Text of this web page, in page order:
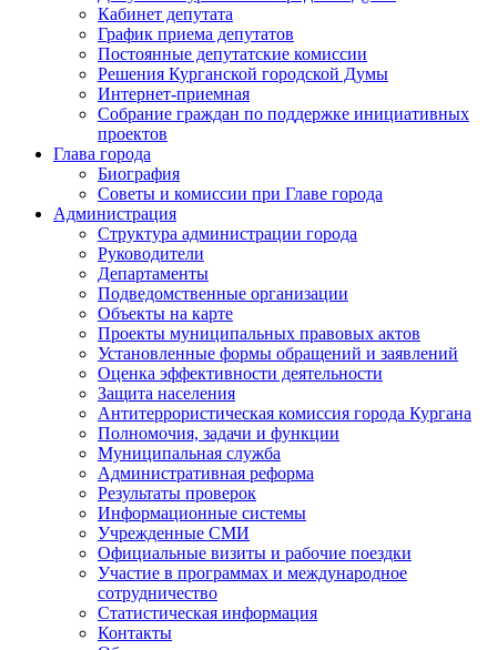
Кабинет депутата
График приема депутатов
Постоянные депутатские комиссии
Решения Курганской городской Думы
Интернет-приемная
Собрание граждан по поддержке инициативных
проектов
Глава города
Биография
Советы и комиссии при Главе города
Администрация
Структура администрации города
Руководители
Департаменты
Подведомственные организации
Объекты на карте
Проекты муниципальных правовых актов
Установленные формы обращений и заявлений
Оценка эффективности деятельности
Защита населения
Антитеррористическая комиссия города Кургана
Полномочия, задачи и функции
Муниципальная служба
Административная реформа
Результаты проверок
Информационные системы
Учрежденные СМИ
Официальные визиты и рабочие поездки
Участие в программах и международное
сотрудничество
Статистическая информация
Контакты